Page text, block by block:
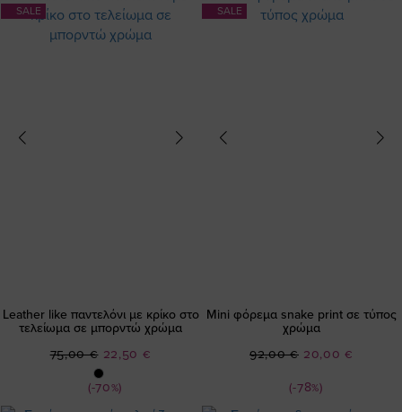
SALE
Leather like παντελόνι με κρίκο στο
τελείωμα σε μπορντώ χρώμα
(-70%)
Ειδική
Τιμή
22,50 €
75,00 €
SALE
Mini φόρεμα snake print σε τύπος
χρώμα
(-78%)
Ειδική
20,00 €
92,00 €